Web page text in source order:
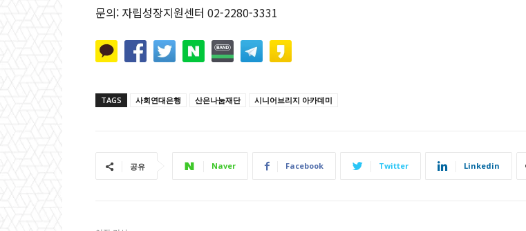
문의: 자립성장지원센터 02-2280-3331
TAGS 사회연대은행 산은나눔재단 시니어브리지 아카데미
공유 Naver Facebook Twitter Linkedin